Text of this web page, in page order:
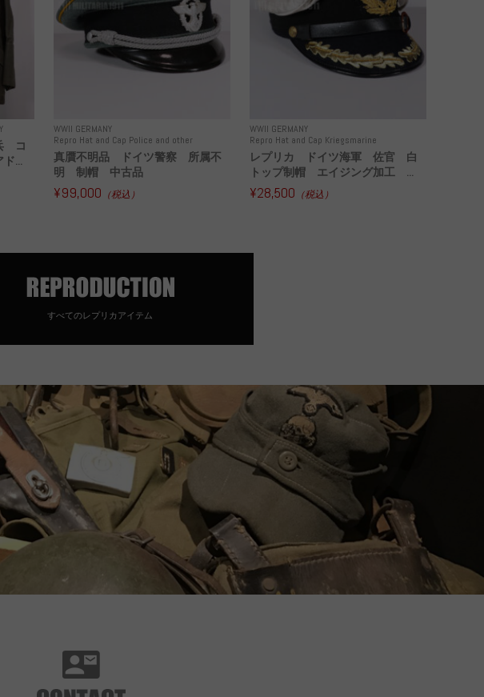
コ
...
WWII GERMANY
Repro Hat and Cap Police and other
真贋不明品 ドイツ警察 所属不
明 制帽 中古品
¥99,000 （税込）
WWII GERMANY
Repro Hat and Cap Kriegsmarine
レプリカ ドイツ海軍 佐官 白
トップ制帽 エイジング加工 ...
¥28,500 （税込）
すべてのレプリカアイテム